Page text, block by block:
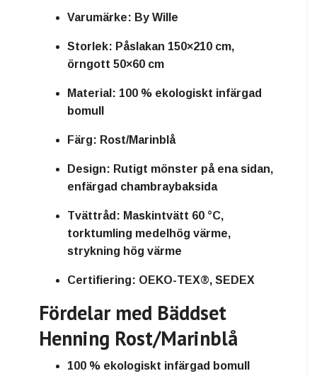
Varumärke: By Wille
Storlek: Påslakan 150×210 cm,
örngott 50×60 cm
Material: 100 % ekologiskt infärgad
bomull
Färg: Rost/Marinblå
Design: Rutigt mönster på ena sidan,
enfärgad chambraybaksida
Tvättråd: Maskintvätt 60 °C,
torktumling medelhög värme,
strykning hög värme
Certifiering: OEKO-TEX®, SEDEX
Fördelar med Bäddset
Henning Rost/Marinblå
100 % ekologiskt infärgad bomull